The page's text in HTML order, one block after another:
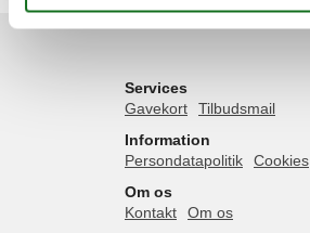
Services
Gavekort
Tilbudsmail
Information
Persondatapolitik
Cookies
Om os
Kontakt
Om os